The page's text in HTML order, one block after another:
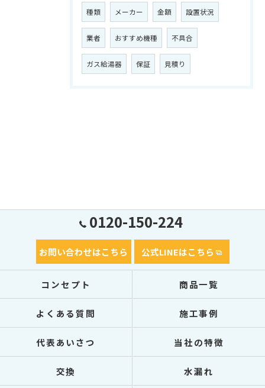
種類 メーカー 金額 設置状況
業者 おすすめ機種 不具合
ガス給湯器 保証 見積り
0120-150-224
お問い合わせはこちら 公式LINEはこちら
コンセプト 商品一覧
よくある質問 施工事例
代表あいさつ 当社の特徴
交換 水漏れ